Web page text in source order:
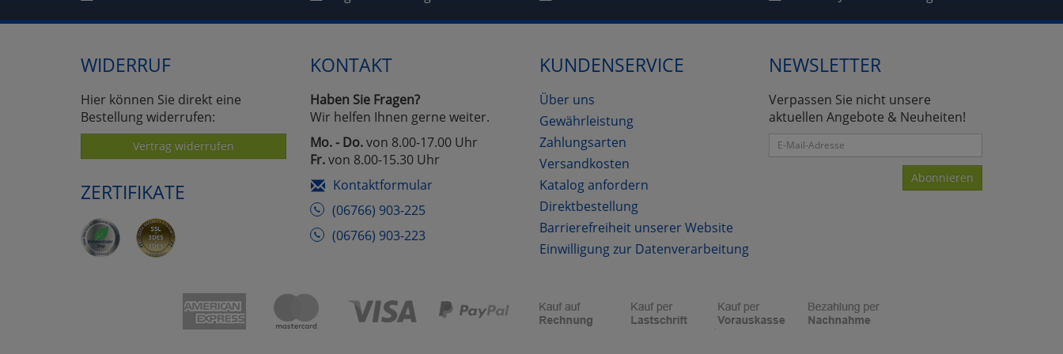
WIDERRUF
Hier können Sie direkt eine
Bestellung widerrufen:
Vertrag widerrufen
ZERTIFIKATE
KONTAKT
Haben Sie Fragen?
Wir helfen Ihnen gerne weiter.
Mo. - Do.von 8.00-17.00 Uhr
Fr.von 8.00-15.30 Uhr
Kontaktformular
(06766) 903-225
(06766) 903-223
KUNDENSERVICE
Über uns
Gewährleistung
Zahlungsarten
Versandkosten
Katalog anfordern
Direktbestellung
Barrierefreiheit unserer Website
Einwilligung zur Datenverarbeitung
NEWSLETTER
Verpassen Sie nicht unsere
aktuellen Angebote & Neuheiten!
Abonnieren
Alle Akzeptieren Einstellungen speichern